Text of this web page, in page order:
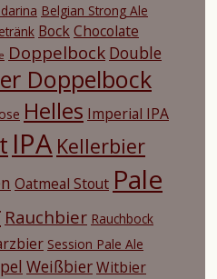
Belgian Strong Ale
BockChocolate
Doppelbock Double
Doppelbock
Helles Imperial IPA
IPA Kellerbier
Oatmeal Stout Pale
Rauchbier Rauchbock
Session Pale Ale
WeißbierWitbier